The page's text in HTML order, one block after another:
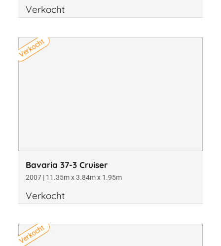
Verkocht
Verkocht
Bavaria 37-3 Cruiser
2007 | 11.35m x 3.84m x 1.95m
Verkocht
Verkocht